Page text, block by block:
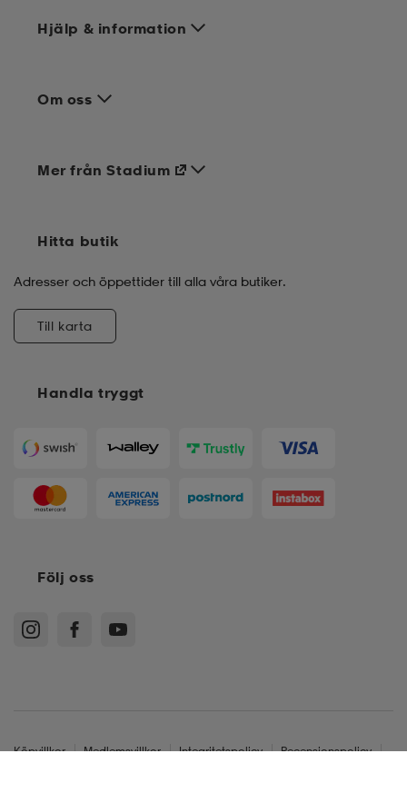
Hjälp & information
Om oss
Handla tryggt
Mer från Stadium
Hitta butik
Adresser och öppettider till alla våra butiker.
Till karta
Följ oss
Köpvillkor Medlemsvillkor Integritetspolicy
Recensionspolicy